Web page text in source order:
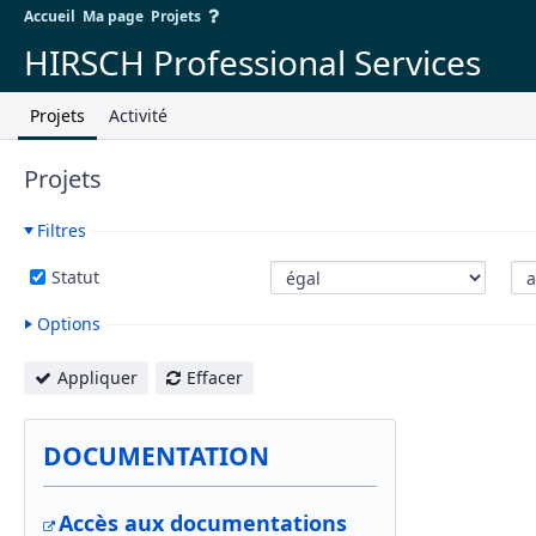
Accueil Ma page Projets
HIRSCH Professional Services
Projets Activité
Projets
Filtres
Statut
Options
Appliquer Effacer
DOCUMENTATION
Accès aux documentations